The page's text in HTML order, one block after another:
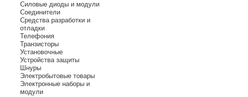
Силовые диоды и модули
Соединители
Средства разработки и
отладки
Телефония
Транзисторы
Установочные
Устройства защиты
Шнуры
Электробытовые товары
Электронные наборы и
модули